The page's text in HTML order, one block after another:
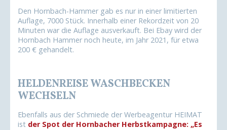
Den Hornbach-Hammer gab es nur in einer limitierten
Auflage, 7000 Stück. Innerhalb einer Rekordzeit von 20
Minuten war die Auflage ausverkauft. Bei Ebay wird der
Hornbach Hammer noch heute, im Jahr 2021, für etwa
200 € gehandelt.
HELDENREISE WASCHBECKEN
WECHSELN
Ebenfalls aus der Schmiede der Werbeagentur HEIMAT
ist der Spot der Hornbacher Herbstkampagne: „Es